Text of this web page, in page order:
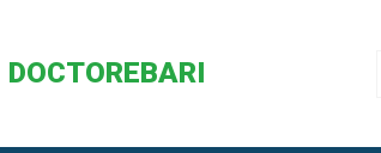
DOCTOREBARI